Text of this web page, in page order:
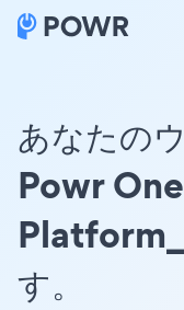
あなたの
Powr One
す。